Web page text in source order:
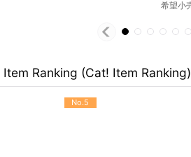
Item Ranking (Cat! Item Ranking)
No.5